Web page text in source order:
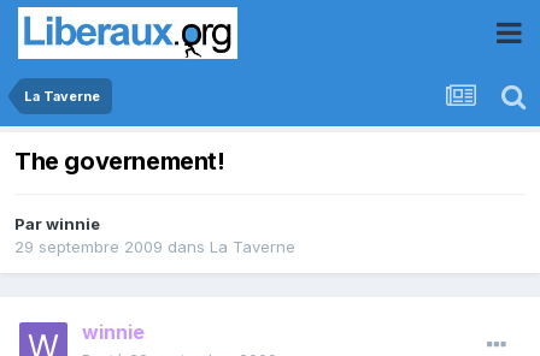
La Taverne
The governement!
Parwinnie
29 septembre 2009 dans La Taverne
winnie